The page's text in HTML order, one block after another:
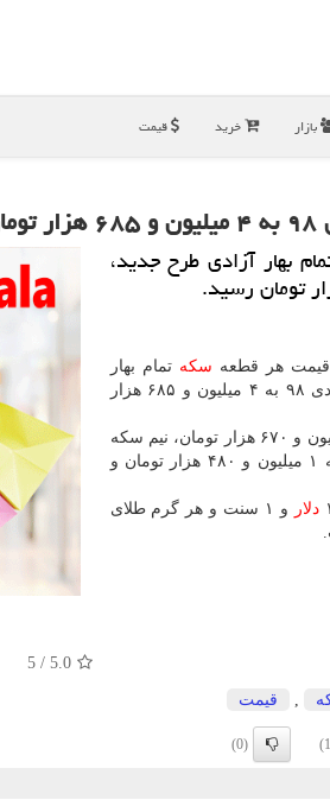
بازار خرید قیمت
بهار آزادی طرح جدید،
قیمت هر قطعه سكه تمام بهار
آزادی طرح جدید، امروز پنجشنبه ۱۹ دی ۹۸ به ۴ میلیون و ۶۸۵ هزار
قیمت هر قطعه سكه طرح قدیم ۴ میلیون و ۶۷۰ هزار تومان، نیم سكه
۲ میلیون و ۴۲۰ هزار تومان، ربع سكه ۱ میلیون و ۴۸۰ هزار تومان و
دلار
و ۱ سنت و هر گرم طلای
5.0
/
5
قیمت
(0)